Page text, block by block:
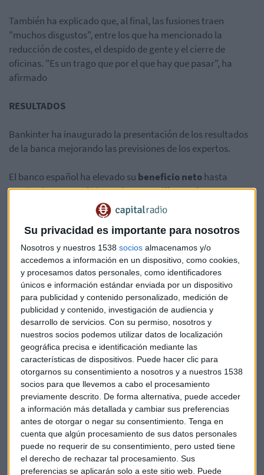
Su privacidad es importante para nosotros
Nosotros y nuestros 1538 socios almacenamos y/o
accedemos a información en un dispositivo, como cookies,
y procesamos datos personales, como identificadores
únicos e información estándar enviada por un dispositivo
para publicidad y contenido personalizado, medición de
publicidad y contenido, investigación de audiencia y
desarrollo de servicios. Con su permiso, nosotros y
nuestros socios podemos utilizar datos de localización
geográfica precisa e identificación mediante las
características de dispositivos. Puede hacer clic para
otorgarnos su consentimiento a nosotros y a nuestros 1538
socios para que llevemos a cabo el procesamiento
previamente descrito. De forma alternativa, puede acceder
a información más detallada y cambiar sus preferencias
antes de otorgar o negar su consentimiento. Tenga en
cuenta que algún procesamiento de sus datos personales
puede no requerir de su consentimiento, pero usted tiene
el derecho de rechazar tal procesamiento. Sus
preferencias se aplicarán solo a este sitio web. Puede
También ha explicado que, al final, las fusiones traen
"muchos disgustos", entre los que ha mencionado la
reducción de costes, el despido de gente y el cierre de
oficinas. "Es un trago que por el que hay que pasar", ha
afirmado
RESULTADOS
Bankinter ha inaugurado la presentación de los resultados
de la banca mejorando las previsiones de los expertos.
El banco español ha elevado su beneficio netohasta
septiembre un 33,6% hasta los400 millones de euros
gracias al crecimiento del crédito y los recursos. Las cifras
han superado las previsiones del mercado, que apuntaban a
un beneficio en el trimestre de 105 millones de euros frente a
los 114 finalmente publicados.
En línea con la tendencia de anteriores trimestres, el
negocio recurrente de clientes sigue siendo el mayor
contribuidor a los ingresos. Elmargen interesesha crecido
un 10% y un 4% sin incluir la actividad portuguesa, pese a
las dificultades en un entorno de tipos de interés bajos.
En cuanto a la calidad de activos, los resultados también
han sido favorables. El ratio demorosidadhasta
septiembre se ha situado en el 4,19%, 16 puntos básicos por
debajo del dato de hace doce meses, que es de un 3,67% solo
para el negocio en España. Al mismo tiempo, el índice de
cobertura de provisionesha subido hasta el 50,6% frente
al 42,2% que había doce meses atrás. En cuanto a la
solvencia, Bankinter cuenta con unaratio de capital CET1